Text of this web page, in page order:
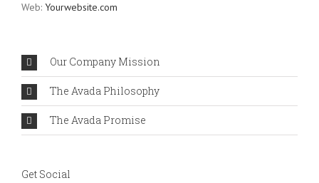
Web: Yourwebsite.com
Our Company Mission
The Avada Philosophy
The Avada Promise
Get Social